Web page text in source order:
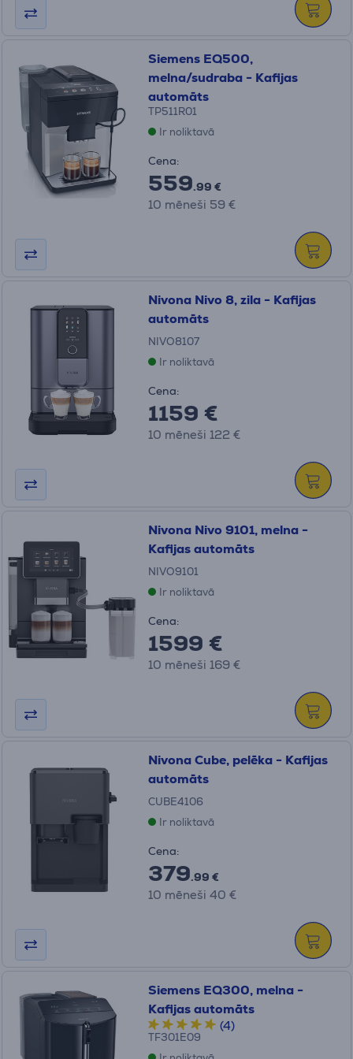
Siemens EQ500,
melna/sudraba - Kafijas
automāts
TP511R01
Ir noliktavā
Cena:
559.99 €
10 mēneši 59 €
Nivona Nivo 8, zila - Kafijas
automāts
NIVO8107
Ir noliktavā
Cena:
1159 €
10 mēneši 122 €
Nivona Nivo 9101, melna -
Kafijas automāts
NIVO9101
Ir noliktavā
Cena:
1599 €
10 mēneši 169 €
Nivona Cube, pelēka - Kafijas
automāts
CUBE4106
Ir noliktavā
Cena:
379.99 €
10 mēneši 40 €
Siemens EQ300, melna -
Kafijas automāts
(4)
TF301E09